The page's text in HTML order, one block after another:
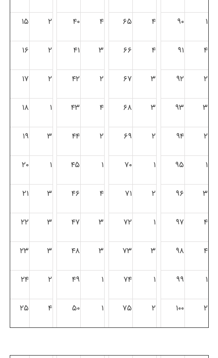
۱ ۹۰ ۴ ۶۵ ۴ ۴۰ ۲ ۱۵
۴ ۹۱ ۴ ۶۶ ۳ ۴۱ ۲ ۱۶
۲ ۹۲ ۳ ۶۷ ۲ ۴۲ ۲ ۱۷
۳ ۹۳ ۳ ۶۸ ۴ ۴۳ ۱ ۱۸
۲ ۹۴ ۲ ۶۹ ۲ ۴۴ ۳ ۱۹
۱ ۹۵ ۱ ۷۰ ۱ ۴۵ ۱ ۲۰
۳ ۹۶ ۲ ۷۱ ۴ ۴۶ ۳ ۲۱
۴ ۹۷ ۱ ۷۲ ۳ ۴۷ ۳ ۲۲
۴ ۹۸ ۳ ۷۳ ۳ ۴۸ ۳ ۲۳
۱ ۹۹ ۱ ۷۴ ۱ ۴۹ ۲ ۲۴
۲ ۱۰۰ ۲ ۷۵ ۱ ۵۰ ۴ ۲۵